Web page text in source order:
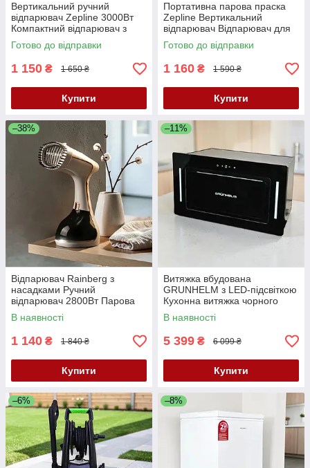
Вертикальний ручний
відпарювач Zepline 3000Вт
Компактний відпарювач з
захистом від крапель К2
Готово до відправки
1 150 ₴ 1 650 ₴
Купити
Портативна парова праска
Zepline Вертикальний
відпарювач Відпарювач для
одягу 3000Вт К2
Готово до відправки
1 160 ₴ 1 590 ₴
Купити
–38%
Відпарювач Rainberg з
насадками Ручний
відпарювач 2800Вт Парова
праска з LED-індикацією
Вертикальний відпарювач
В наявності
1 140 ₴ 1 840 ₴
Купити
–11%
Витяжка вбудована
GRUNHELM з LED-підсвіткою
Кухонна витяжка чорного
кольору з управлінням
жестами Витяжка 190В 950
В наявності
5 399 ₴ 6 099 ₴
Купити
–6% –8%